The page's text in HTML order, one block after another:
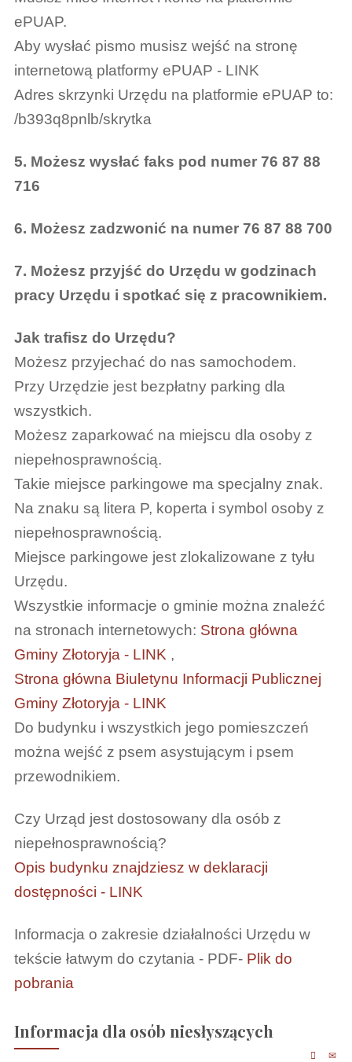
ePUAP.
Aby wysłać pismo musisz wejść na stronę
internetową platformy ePUAP - LINK
Adres skrzynki Urzędu na platformie ePUAP to:
/b393q8pnlb/skrytka
5. Możesz wysłać faks pod numer 76 87 88
716
6. Możesz zadzwonić na numer 76 87 88 700
7. Możesz przyjść do Urzędu w godzinach
pracy Urzędu i spotkać się z pracownikiem.
Jak trafisz do Urzędu?
Możesz przyjechać do nas samochodem.
Przy Urzędzie jest bezpłatny parking dla
wszystkich.
Możesz zaparkować na miejscu dla osoby z
niepełnosprawnością.
Takie miejsce parkingowe ma specjalny znak.
Na znaku są litera P, koperta i symbol osoby z
niepełnosprawnością.
Miejsce parkingowe jest zlokalizowane z tyłu
Urzędu.
Wszystkie informacje o gminie można znaleźć
na stronach internetowych: Strona główna
Gminy Złotoryja - LINK ,
Strona główna Biuletynu Informacji Publicznej
Gminy Złotoryja - LINK
Do budynku i wszystkich jego pomieszczeń
można wejść z psem asystującym i psem
przewodnikiem.
Czy Urząd jest dostosowany dla osób z
niepełnosprawnością?
Opis budynku znajdziesz w deklaracji
dostępności - LINK
Informacja o zakresie działalności Urzędu w
tekście łatwym do czytania - PDF- Plik do
pobrania
Informacja dla osób niesłyszących